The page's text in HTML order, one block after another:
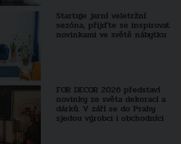
Startuje jarní veletržní
sezóna, přijďte se inspirovat
novinkami ve světě nábytku
FOR DECOR 2026 představí
novinky ze světa dekorací a
dárků. V září se do Prahy
sjedou výrobci i obchodníci